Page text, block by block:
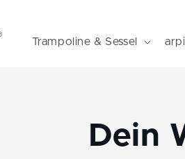
Trampoline & Sessel
Dein